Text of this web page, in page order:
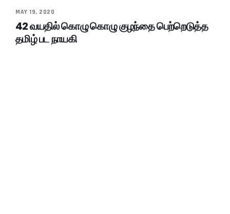
MAY 19, 2020
42 வயதில் கொழு கொழு குழந்தை பெற்றெடுத்த
தமிழ் பட நாயகி